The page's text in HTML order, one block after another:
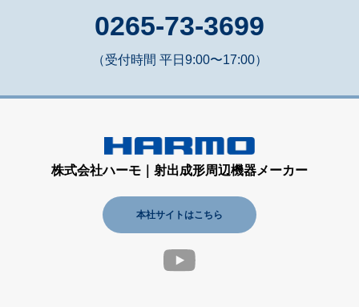
0265-73-3699
（受付時間 平日9:00〜17:00）
株式会社ハーモ｜射出成形周辺機器メーカー
本社サイトはこちら